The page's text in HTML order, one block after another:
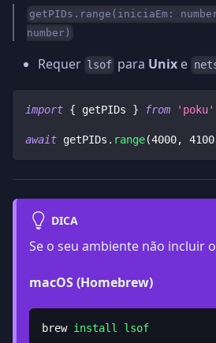
getPIDs.range(iniciaEm:
number)
Requer lsof para Unix e
import { getPIDs } from 'poku'
await getPIDs . range(4000, 4100
DICA
Se o seu ambiente não incluir o
macOS (Homebrew)
brew install lsof